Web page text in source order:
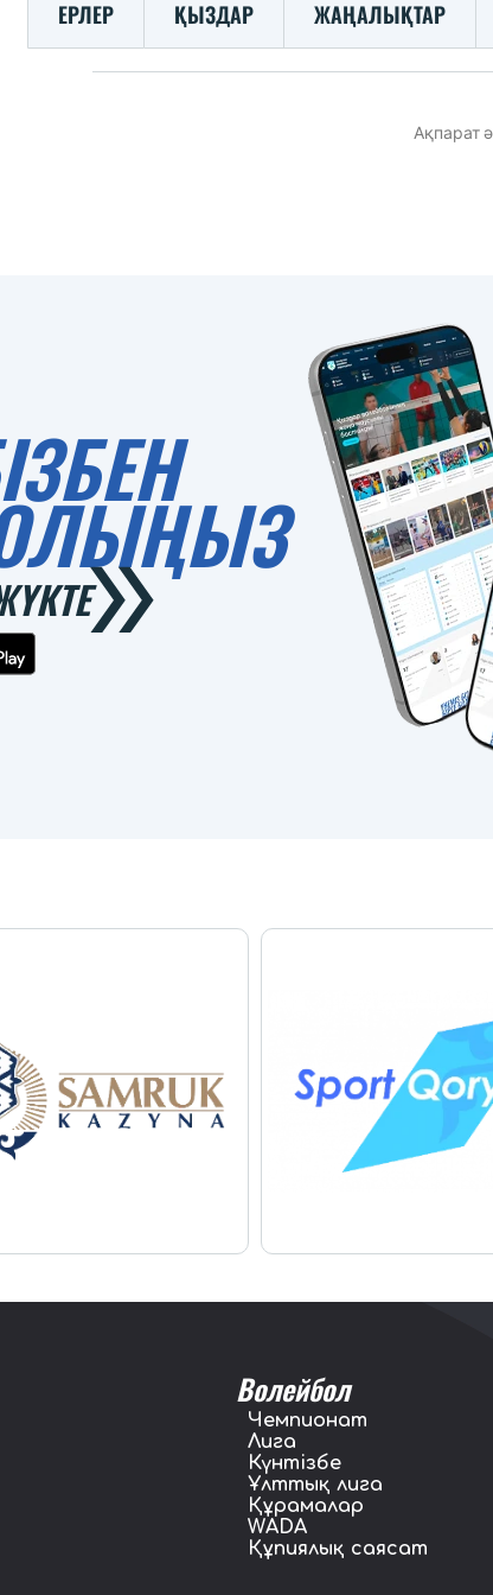
ЕРЛЕР ҚЫЗДАР ЖАҢАЛЫҚТАР
Ақпарат
Волейбол
Чемпионат
Лига
Күнтізбе
Ұлттық лига
Құрамалар
WADA
Құпиялық саясат